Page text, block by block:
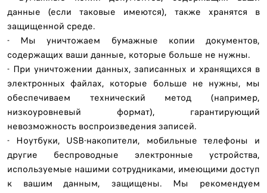
данные (если таковые имеются), также хранятся в
защищенной среде.
- Мы уничтожаем бумажные копии документов,
содержащих ваши данные, которые больше не нужны.
- При уничтожении данных, записанных и хранящихся в
электронных файлах, которые больше не нужны, мы
обеспечиваем технический метод (например,
низкоуровневый формат), гарантирующий
невозможность воспроизведения записей.
- Ноутбуки, USB-накопители, мобильные телефоны и
другие беспроводные электронные устройства,
используемые нашими сотрудниками, имеющими доступ
к вашим данным, защищены. Мы рекомендуем